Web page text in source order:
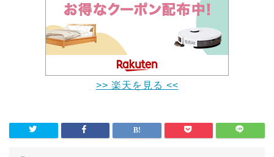
>> 楽天を見る <<